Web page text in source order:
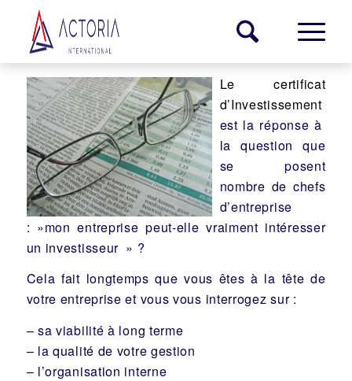
Le certificat
d’Investissement
est la réponse à
la question que
se posent
nombre de chefs
d’entreprise
: »mon entreprise peut-elle vraiment intéresser
un investisseur » ?
Cela fait longtemps que vous êtes à la tête de
votre entreprise et vous vous interrogez sur :
– sa viabilité à long terme
– la qualité de votre gestion
– l’organisation interne